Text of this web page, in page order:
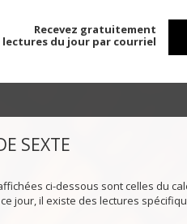
Recevez gratuitement
lectures du jour par courriel
SEXTE
ci-dessous sont celles du
jour, il existe des lectures